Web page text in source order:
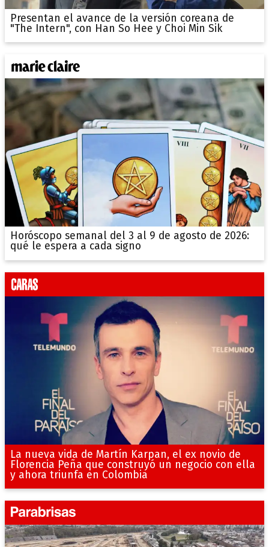
Presentan el avance de la versión coreana de
"The Intern", con Han So Hee y Choi Min Sik
Horóscopo semanal del 3 al 9 de agosto de 2026:
qué le espera a cada signo
La nueva vida de Martín Karpan, el ex novio de
Florencia Peña que construyó un negocio con ella
y ahora triunfa en Colombia